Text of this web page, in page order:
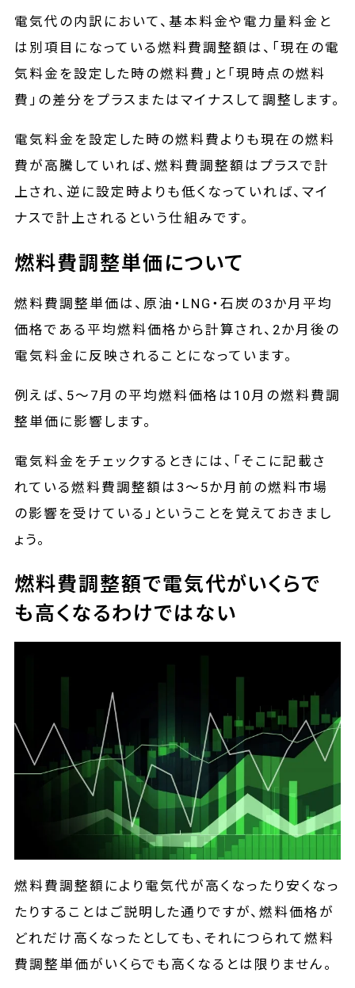
電気代の内訳において、基本料金や電力量料金と
は別項目になっている燃料費調整額は、「現在の電
気料金を設定した時の燃料費」と「現時点の燃料
費」の差分をプラスまたはマイナスして調整します。
電気料金を設定した時の燃料費よりも現在の燃料
費が高騰していれば、燃料費調整額はプラスで計
上され、逆に設定時よりも低くなっていれば、マイ
ナスで計上されるという仕組みです。
燃料費調整単価について
燃料費調整単価は、原油・LNG・石炭の3か月平均
価格である平均燃料価格から計算され、2か月後の
電気料金に反映されることになっています。
例えば、5～7月の平均燃料価格は10月の燃料費調
整単価に影響します。
電気料金をチェックするときには、「そこに記載さ
れている燃料費調整額は3～5か月前の燃料市場
の影響を受けている」ということを覚えておきまし
ょう。
燃料費調整額で電気代がいくらで
も高くなるわけではない
燃料費調整額により電気代が高くなったり安くなっ
たりすることはご説明した通りですが、燃料価格が
どれだけ高くなったとしても、それにつられて燃料
費調整単価がいくらでも高くなるとは限りません。